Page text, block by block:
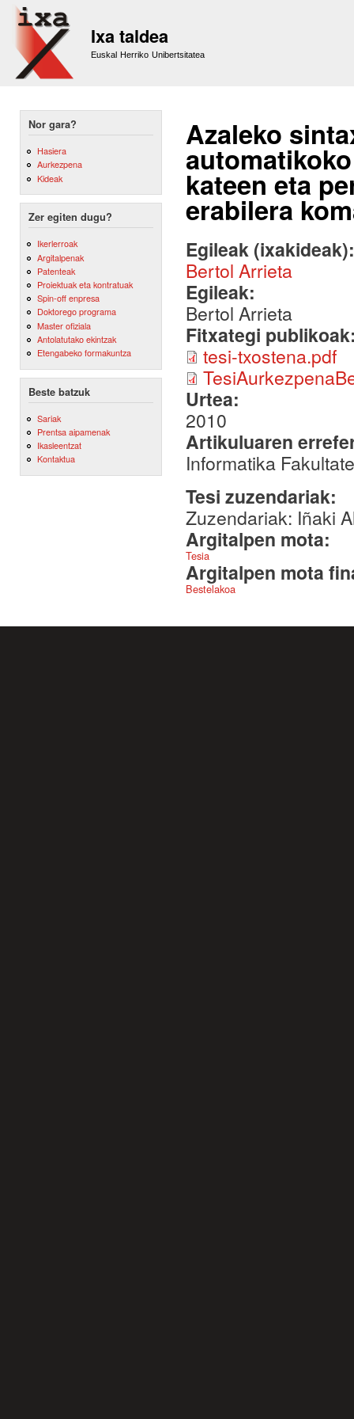
Ixa taldea
Euskal Herriko Unibertsitatea
Nor gara?
Hasiera
Aurkezpena
Kideak
Zer egiten dugu?
Ikerlerroak
Argitalpenak
Patenteak
Proiektuak eta kontratuak
Spin-off enpresa
Doktorego programa
Master ofiziala
Antolatutako ekintzak
Etengabeko formakuntza
Beste batzuk
Sariak
Prentsa aipamenak
Ikasleentzat
Kontaktua
Azaleko
kateen eta
erabilera
Egileak
Bertol Arrieta
Egileak:
Bertol Arrieta
Fitxategi
tesi-txostena.pdf
Urtea:
2010
Artikuluaren
Informatika
Tesi zuzendariak:
Zuzendariak: Iñaki
Argitalpen mota:
Tesia
Argitalpen mota
Bestelakoa